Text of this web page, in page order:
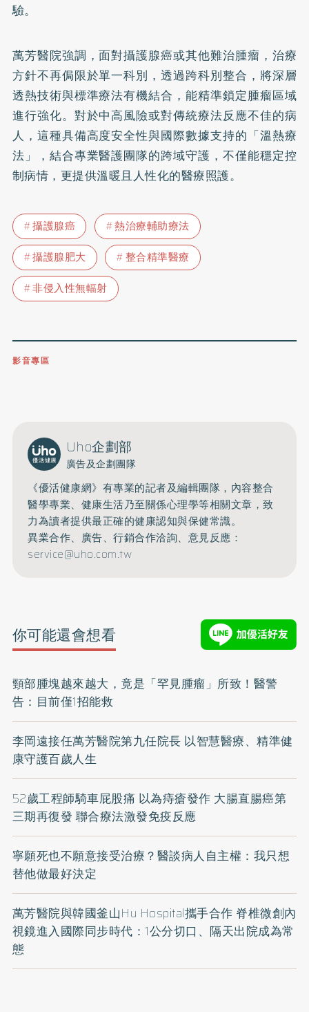
驗。
萬芳醫院強調，面對攝護腺癌或其他難治腫瘤，治療
方針不再侷限於單一科別，透過跨科別整合，將深層
透熱技術與標準療法有機結合，能精準鎖定腫瘤區域
進行強化。對於中高風險或對傳統療法反應不佳的病
人，這種具備高度安全性與國際數據支持的「溫熱療
法」，結合專業醫護團隊的跨域守護，不僅能穩定控
制病情，更提供溫暖且人性化的醫療照護。
攝護腺癌
熱治療輔助療法
攝護腺肥大
整合精準醫療
非侵入性無輻射
影音專區
Uho企劃部
廣告及企劃團隊
《優活健康網》有專業的記者及編輯團隊，內容整合
醫學專業、健康生活乃至關係心理學等相關文章，致
力為讀者提供最正確的健康認知與保健常識。
異業合作、廣告、行銷合作洽詢、意見反應：
service@uho.com.tw
你可能還會想看
頸部腫塊越來越大，竟是「罕見腫瘤」所致！醫警
告：目前僅1招能救
李岡遠接任萬芳醫院第九任院長 以智慧醫療、精準健
康守護百歲人生
52歲工程師騎車屁股痛 以為痔瘡發作 大腸直腸癌第
三期再復發 聯合療法激發免疫反應
寧願死也不願意接受治療？醫談病人自主權：我只想
替他做最好決定
萬芳醫院與韓國釜山Hu Hospital攜手合作 脊椎微創內
視鏡進入國際同步時代：1公分切口、隔天出院成為常
態